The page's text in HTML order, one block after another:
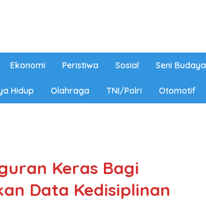
Ekonomi Peristiwa Sosial Seni Budaya
Hidup Olahraga TNI/Polri Otomotif
Keras Bagi
Data Kedisiplinan